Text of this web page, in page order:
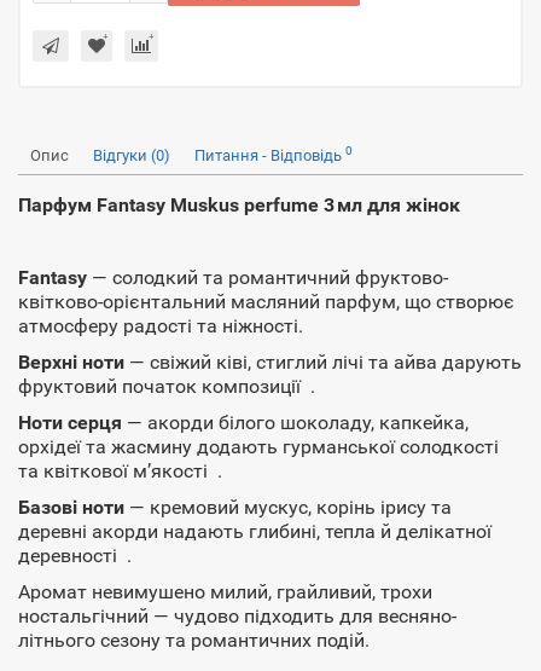
Опис Відгуки (0) Питання - Відповідь 0
Парфум Fantasy Muskus perfume 3 мл для жінок
Fantasy — солодкий та романтичний фруктово-
квітково-орієнтальний масляний парфум, що створює
атмосферу радості та ніжності.
Верхні ноти — свіжий ківі, стиглий лічі та айва дарують
фруктовий початок композиції .
Ноти серця — акорди білого шоколаду, капкейка,
орхідеї та жасмину додають гурманської солодкості
та квіткової м’якості .
Базові ноти — кремовий мускус, корінь ірису та
деревні акорди надають глибині, тепла й делікатної
деревності .
Аромат невимушено милий, грайливий, трохи
ностальгічний — чудово підходить для весняно-
літнього сезону та романтичних подій.